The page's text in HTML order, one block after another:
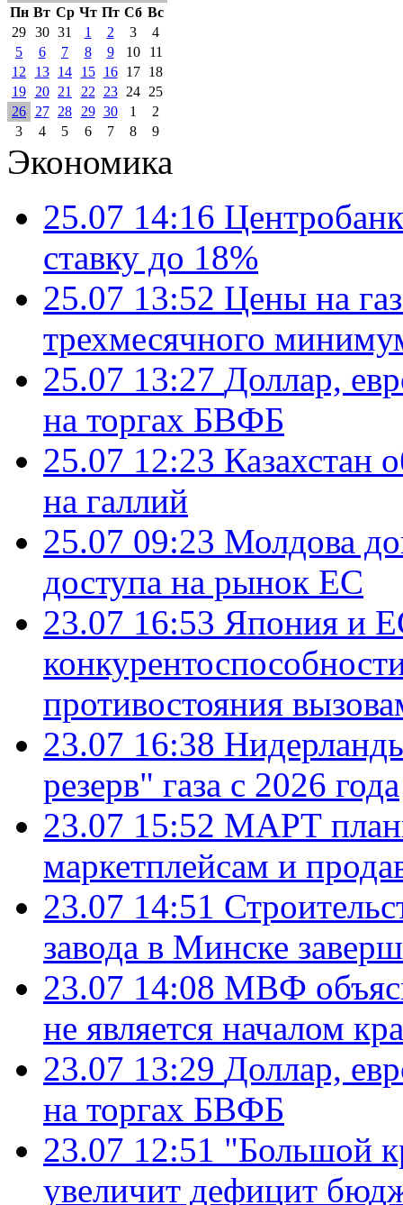
Пн Вт Ср Чт Пт Сб Вс
29 30 31 1 2 3
4
5
6 7 8 9 10
11
12
13 14 15 16 17
18
19
20 21 22 23 24
25
26
27 28 29 30 1
2
3
4 5 6 7 8 9
Экономика
25.07 14:16
ставку до 18%
25.07 13:52 Цены на
трехмесячного
25.07 13:27 Доллар,
на торгах БВФБ
25.07 12:23 Казахстан
на галлий
25.07 09:23 Молдова
доступа на рынок ЕС
23.07 16:53 Япония и
противостояния
23.07 16:38
резерв" газа с 2026 года
23.07 15:52 МАРТ
маркетплейсам и
23.07 14:51
завода в Минске
23.07 14:08 МВФ
не является началом
23.07 13:29 Доллар,
на торгах БВФБ
23.07 12:51 "Большой
увеличит дефицит